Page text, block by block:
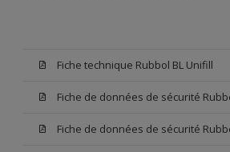
Fiche technique Rubbol BL Unifill